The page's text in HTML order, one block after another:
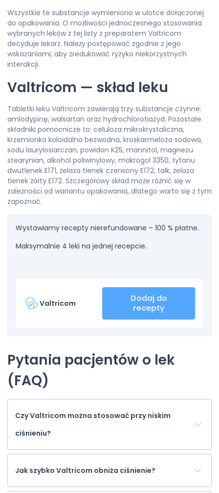
Wszystkie te substancje wymieniono w ulotce dołączonej
do opakowania. O możliwości jednoczesnego stosowania
wybranych leków z tej listy z preparatem Valtricom
decyduje lekarz. Należy postępować zgodnie z jego
wskazaniami, aby zredukować ryzyko niekorzystnych
interakcji.
Valtricom — skład leku
Tabletki leku Valtricom zawierają trzy substancje czynne:
amlodypinę, walsartan oraz hydrochlorotiazyd. Pozostałe
składniki pomocnicze to: celuloza mikrokrystaliczna,
krzemionka koloidalna bezwodna, kroskarmeloza sodowa,
sodu laurylosiarczan, powidon K25, mannitol, magnezu
stearynian, alkohol poliwinylowy, makrogol 3350, tytanu
dwutlenek E171, żelaza tlenek czerwony E172, talk, żelaza
tlenek żółty E172. Szczegółowy skład może różnić się w
zależności od wariantu opakowania, dlatego warto się z tym
zapoznać.
Wystawiamy recepty nierefundowane – 100 % płatne.
Maksymalnie 4 leki na jednej recepcie.
Valtricom
Dodaj do
recepty
Pytania pacjentów o lek
(FAQ)
Czy Valtricom można stosować przy niskim
ciśnieniu?
Jak szybko Valtricom obniża ciśnienie?